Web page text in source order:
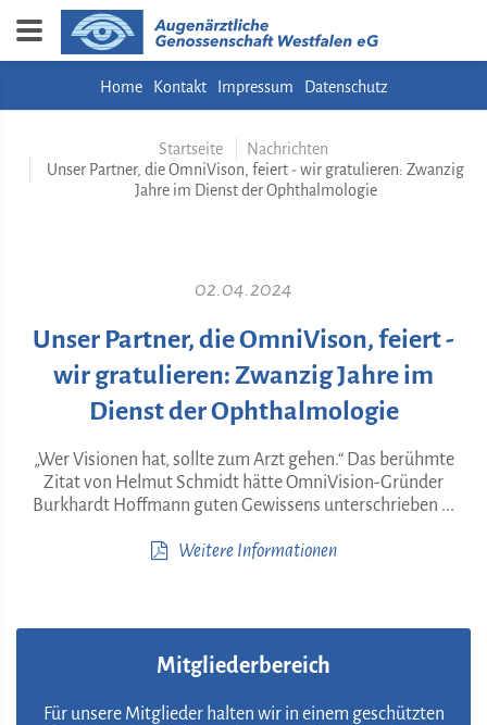
Home Kontakt Impressum Datenschutz
Startseite
Nachrichten
Unser Partner, die OmniVison, feiert - wir gratulieren: Zwanzig
Jahre im Dienst der Ophthalmologie
02.04.2024
Unser Partner, die OmniVison, feiert -
wir gratulieren: Zwanzig Jahre im
Dienst der Ophthalmologie
„Wer Visionen hat, sollte zum Arzt gehen.“ Das berühmte
Zitat von Helmut Schmidt hätte OmniVision-Gründer
Burkhardt Hoffmann guten Gewissens unterschrieben ...
Weitere Informationen
Mitgliederbereich
Für unsere Mitglieder halten wir in einem geschützten